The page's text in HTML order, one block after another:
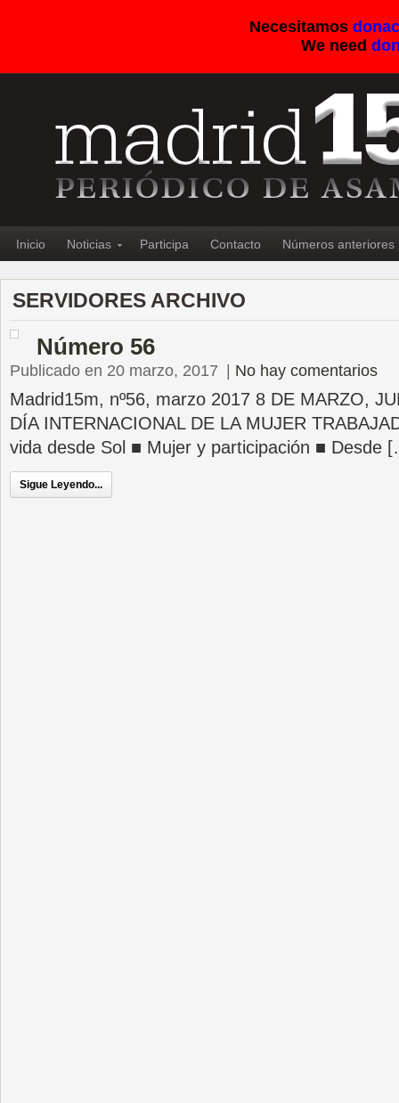
Necesitamos
We need
Inicio Noticias Participa Contacto Números anteriores
SERVIDORES ARCHIVO
Número 56
Publicado en 20 marzo, 2017 No hay comentarios
Madrid15m, nº56, marzo 2017 8 DE MARZO,
DÍA INTERNACIONAL DE LA MUJER
vida desde Sol ■ Mujer y participación ■ Desde
Sigue Leyendo...